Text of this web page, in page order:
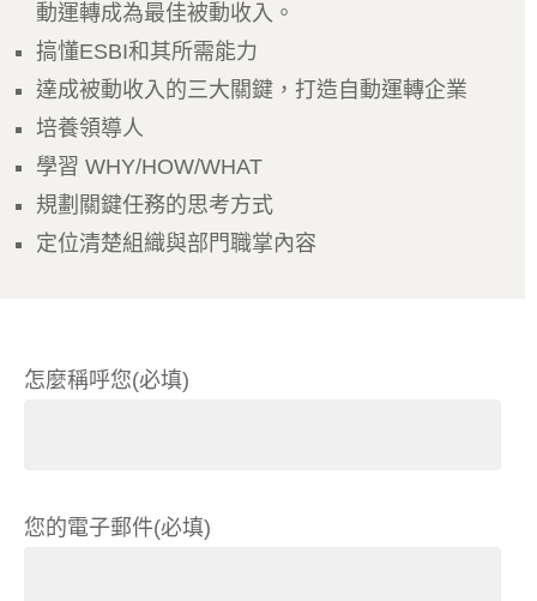
動運轉成為最佳被動收入。
搞懂ESBI和其所需能力
達成被動收入的三大關鍵，打造自動運轉企業
培養領導人
學習 WHY/HOW/WHAT
規劃關鍵任務的思考方式
定位清楚組織與部門職掌內容
怎麼稱呼您(必填)
您的電子郵件(必填)